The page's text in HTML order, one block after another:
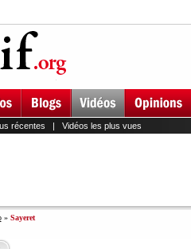
récentes | Vidéos les plus vues
» Sayeret